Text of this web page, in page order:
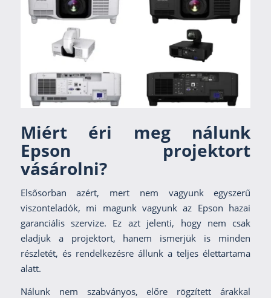
Miért éri meg nálunk
Epson projektort
vásárolni?
Elsősorban azért, mert nem vagyunk egyszerű
viszonteladók, mi magunk vagyunk az Epson hazai
garanciális szervize. Ez azt jelenti, hogy nem csak
eladjuk a projektort, hanem ismerjük is minden
részletét, és rendelkezésre állunk a teljes élettartama
alatt.
Nálunk nem szabványos, előre rögzített árakkal